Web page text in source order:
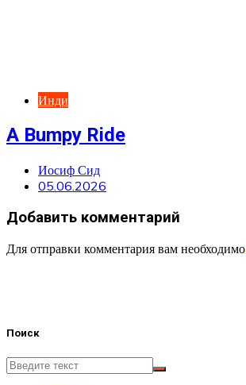
Инди
A Bumpy Ride
Иосиф Сид
05.06.2026
Добавить комментарий
Для отправки комментария вам необходимо
Поиск